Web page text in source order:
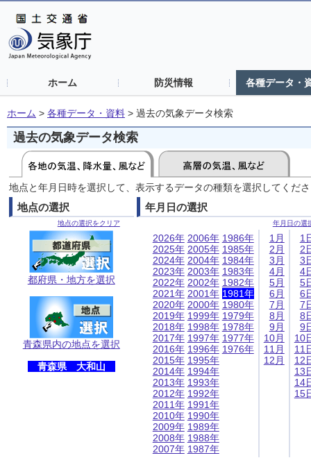
ホーム 防災情報 各種データ・
ホーム > 各種データ・資料 > 過去の気象データ検索
過去の気象データ検索
地点と年月日時を選択して、表示するデータの種類を選択してくだ
地点の選択
地点の選択をクリア
都府県・地方を選択
青森県内の地点を選択
青森県 大和山
年月日の選択
年月日の選
2026年
2025年
2024年
2023年
2022年
2021年
2020年
2019年
2018年
2017年
2016年
2015年
2014年
2013年
2012年
2011年
2010年
2009年
2008年
2007年
2006年
2005年
2004年
2003年
2002年
2001年
2000年
1999年
1998年
1997年
1996年
1995年
1994年
1993年
1992年
1991年
1990年
1989年
1988年
1987年
1986年
1985年
1984年
1983年
1982年
1981年
1980年
1979年
1978年
1977年
1976年
1月
2月
3月
4月
5月
6月
7月
8月
9月
10月
11月
12月
1
2
3
4
5
6
7
8
9
10
11
12
13
14
15